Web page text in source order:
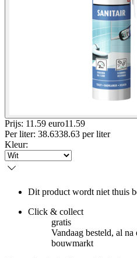
Prijs: 11.59 euro11 .59
Per liter: 38.6338.63 per liter
Kleur:
Dit product wordt niet thuis
Click & collect
gratis
Vandaag besteld, al
bouwmarkt